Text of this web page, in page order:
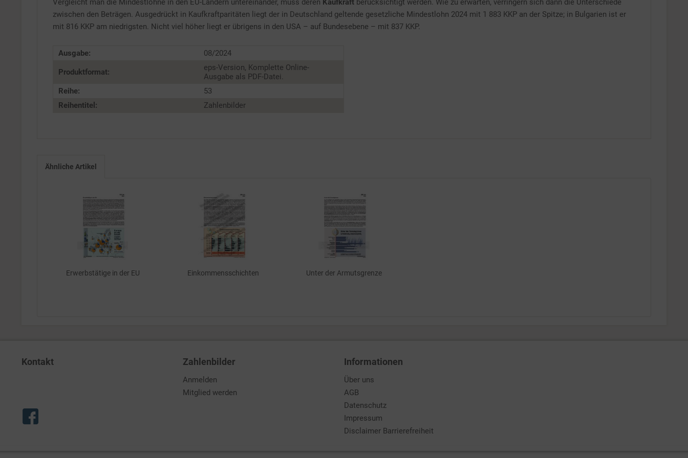
Vergleicht man die Mindestlöhne in den EU-Ländern untereinander, muss deren Kaufkraft berücksichtigt werden. Wie zu erwarten, verringern sich dann die Unterschiede
zwischen den Beträgen. Ausgedrückt in Kaufkraftparitäten liegt der in Deutschland geltende gesetzliche Mindestlohn 2024 mit 1 883 KKP an der Spitze; in Bulgarien ist er
mit 816 KKP am niedrigsten. Nicht viel höher liegt er übrigens in den USA – auf Bundesebene – mit 837 KKP.
Ausgabe: 08/2024
Produktformat:
eps-Version, Komplette Online-
Ausgabe als PDF-Datei.
Reihe:
53
Reihentitel:
Zahlenbilder
Ähnliche Artikel
Erwerbstätige in der EU Einkommensschichten Unter der Armutsgrenze
Kontakt Zahlenbilder
Anmelden
Mitglied werden
Informationen
Über uns
AGB
Datenschutz
Impressum
Disclaimer Barrierefreiheit